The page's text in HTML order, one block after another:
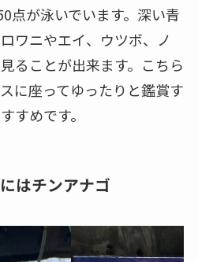
点が泳いでいます。深い青
ワニやエイ、ウツボ、ノ
ることが出来ます。こちら
に座ってゆったりと鑑賞す
すめです。
はチンアナゴ